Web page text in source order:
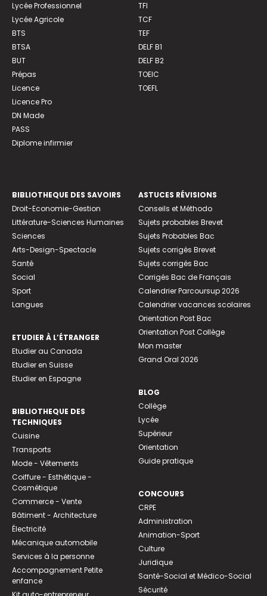
Lycée Professionnel
Lycée Agricole
BTS
BTSA
BUT
Prépas
Licence
Licence Pro
DN Made
PASS
Diplome infirmier
TFI
TCF
TEF
DELF B1
DELF B2
TOEIC
TOEFL
BIBLIOTHEQUE DES SAVOIRS
Droit-Economie-Gestion
Littérature-Sciences Humaines
Sciences
Arts-Design-Spectacle
Santé
Social
Sport
Langues
ETUDIER À L’ÉTRANGER
Etudier au Canada
Etudier en Suisse
Etudier en Espagne
BIBLIOTHEQUE DES
TECHNIQUES
Cuisine
Transports
Mode - Vêtements
Coiffure - Esthétique -
Cosmétique
Commerce - Vente
Bâtiment - Architecture
Électricité
Mécanique automobile
Services à la personne
Accompagnement Petite
enfance
ASTUCES RÉVISIONS
Conseils et Méthodo
Sujets probables Brevet
Sujets Probables Bac
Sujets corrigés Brevet
Sujets corrigés Bac
Corrigés Bac de Français
Calendrier Parcoursup 2026
Calendrier vacances scolaires
Orientation Post Bac
Orientation Post Collège
Mon master
Grand Oral 2026
BLOG
Collège
Lycée
Supérieur
Orientation
Guide pratique
CONCOURS
CRPE
Administration
Animation-Sport
Culture
Juridique
Santé-Social et Médico-Social
Sécurité